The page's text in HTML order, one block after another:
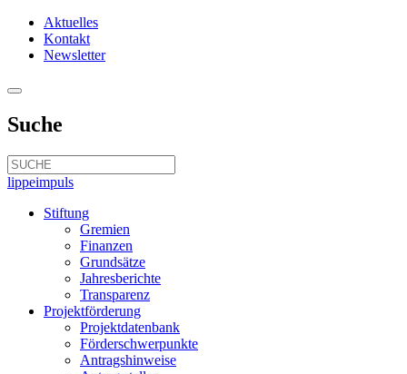
Aktuelles
Kontakt
Newsletter
Suche
lippeimpuls
Stiftung
Gremien
Finanzen
Grundsätze
Jahresberichte
Transparenz
Projektförderung
Projektdatenbank
Förderschwerpunkte
Antragshinweise